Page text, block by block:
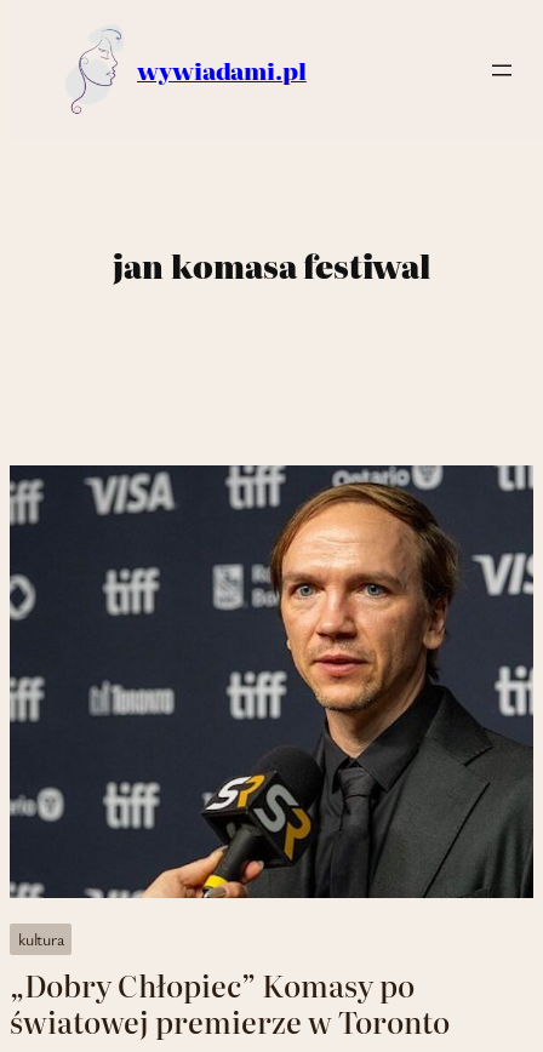
wywiadami.pl
jan komasa festiwal
kultura
„Dobry Chłopiec” Komasy po
światowej premierze w Toronto